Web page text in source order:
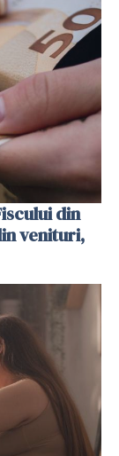
din
venituri,